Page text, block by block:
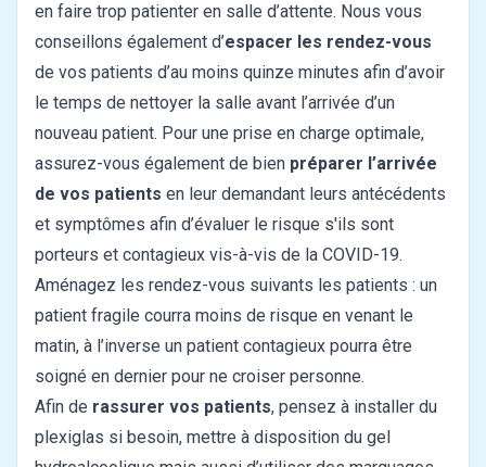
en faire trop patienter en salle d’attente. Nous vous
conseillons également d’espacer les rendez-vous
de vos patients d’au moins quinze minutes afin d’avoir
le temps de nettoyer la salle avant l’arrivée d’un
nouveau patient. Pour une prise en charge optimale,
assurez-vous également de bien préparer l’arrivée
de vos patients en leur demandant leurs antécédents
et symptômes afin d’évaluer le risque s'ils sont
porteurs et contagieux vis-à-vis de la COVID-19.
Aménagez les rendez-vous suivants les patients : un
patient fragile courra moins de risque en venant le
matin, à l’inverse un patient contagieux pourra être
soigné en dernier pour ne croiser personne.
Afin de rassurer vos patients, pensez à installer du
plexiglas si besoin, mettre à disposition du gel